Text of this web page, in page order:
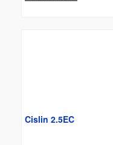
Cislin 2.5EC